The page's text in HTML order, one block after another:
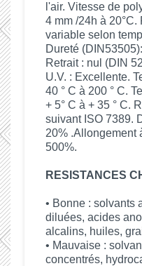
l'air. Vitesse de
4 mm /24h à
variable selon
Dureté
Retrait : nul (DIN
U.V. : Excellente.
40 ° C à 200 ° C.
+ 5° C à + 35 ° C.
suivant ISO 7389.
20% .Allongement
500%.
RESISTANCES
• Bonne : solvants
diluées, acides
alcalins, huiles,
• Mauvaise :
concentrés,